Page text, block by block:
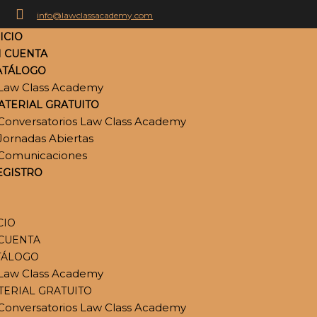
info@lawclassacademy.com
CUENTA
Class Academy
GRATUITO
Law Class Academy
Abiertas
Class Academy
GRATUITO
Law Class Academy